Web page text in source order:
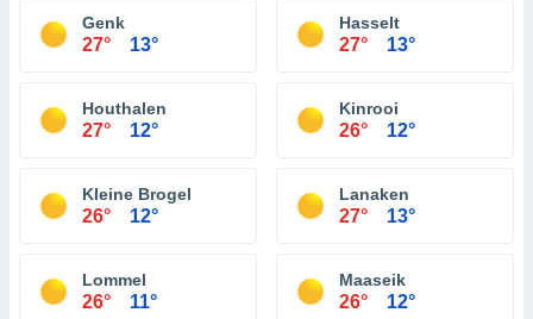
Genk
27° 13°
Hasselt
27° 13°
Houthalen
27° 12°
Kinrooi
26° 12°
Kleine Brogel
26° 12°
Lanaken
27° 13°
Lommel
26° 11°
Maaseik
26° 12°